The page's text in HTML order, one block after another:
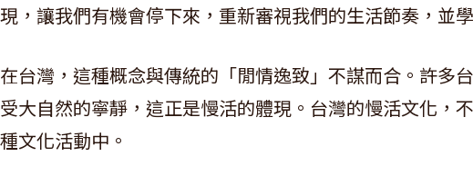
現，讓我們有機會停下來，重新審視我們的生活節奏，並
在台灣，這種概念與傳統的「閒情逸致」不謀而合。許多
受大自然的寧靜，這正是慢活的體現。台灣的慢活文化，
種文化活動中。